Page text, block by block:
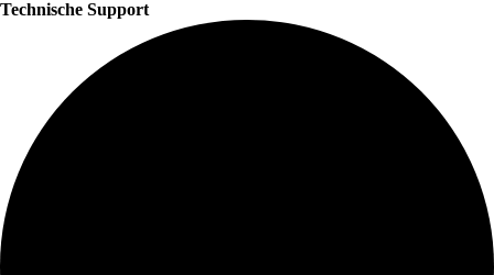
Technische Support